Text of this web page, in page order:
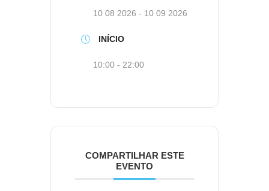
10 08 2026 - 10 09 2026
INÍCIO
10:00 - 22:00
COMPARTILHAR ESTE
EVENTO